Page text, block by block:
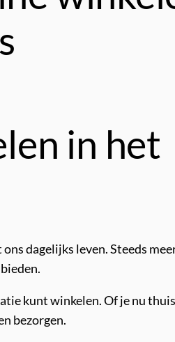
in het
dagelijks leven. Steeds
kunt winkelen. Of je nu
bezorgen.